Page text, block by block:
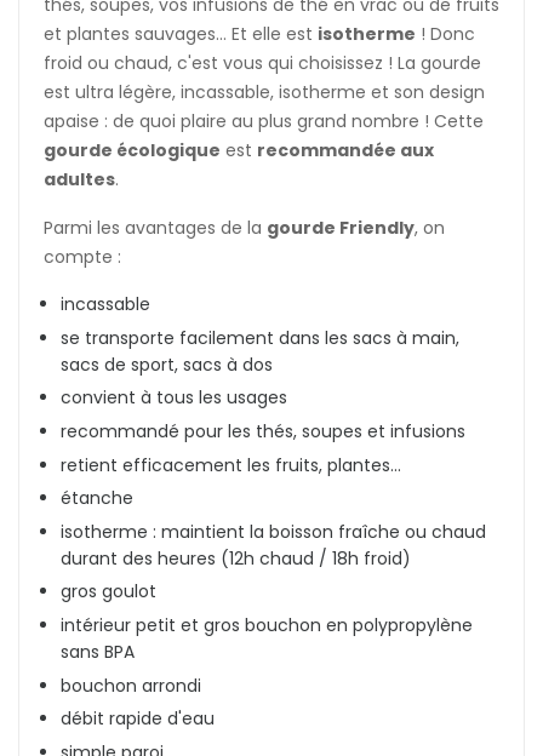
thés, soupes, vos infusions de thé en vrac ou de fruits
et plantes sauvages... Et elle est isotherme ! Donc
froid ou chaud, c'est vous qui choisissez ! La gourde
est ultra légère, incassable, isotherme et son design
apaise : de quoi plaire au plus grand nombre ! Cette
gourde écologique est recommandée aux
adultes.
Parmi les avantages de la gourde Friendly, on
compte :
incassable
se transporte facilement dans les sacs à main,
sacs de sport, sacs à dos
convient à tous les usages
recommandé pour les thés, soupes et infusions
retient efficacement les fruits, plantes...
étanche
isotherme : maintient la boisson fraîche ou chaud
durant des heures (12h chaud / 18h froid)
gros goulot
intérieur petit et gros bouchon en polypropylène
sans BPA
bouchon arrondi
débit rapide d'eau